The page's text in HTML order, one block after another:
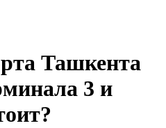
Ташкента
3 и